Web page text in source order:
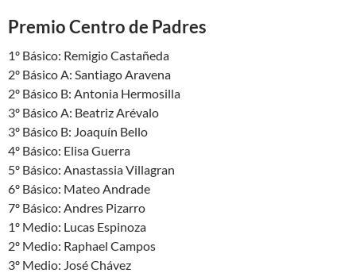
Premio Centro de Padres
1º Básico: Remigio Castañeda
2º Básico A: Santiago Aravena
2º Básico B: Antonia Hermosilla
3º Básico A: Beatriz Arévalo
3º Básico B: Joaquín Bello
4º Básico: Elisa Guerra
5º Básico: Anastassia Villagran
6º Básico: Mateo Andrade
7º Básico: Andres Pizarro
1º Medio: Lucas Espinoza
2º Medio: Raphael Campos
3º Medio: José Chávez